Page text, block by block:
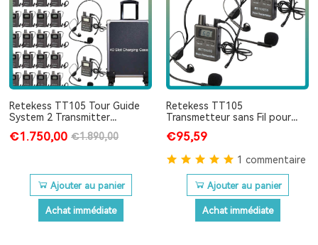
Retekess TT105 Tour Guide
System 2 Transmitter
Equipment for Factory
€1.750,00 €1.890,00
Ajouter au panier
Achat immédiate
Retekess TT105
Transmetteur sans Fil pour
€95,59
1 commentaire
Ajouter au panier
Achat immédiate